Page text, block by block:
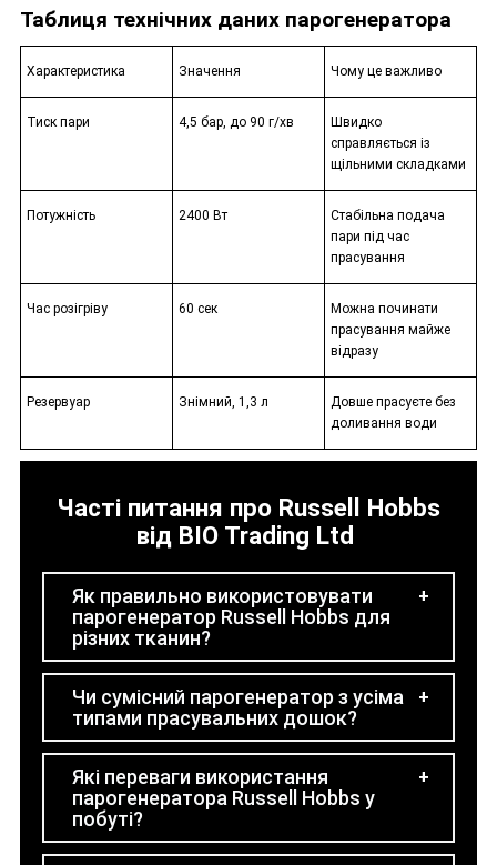
Таблиця технічних даних парогенератора
Характеристика Значення Чому це важливо
Тиск пари 4,5 бар, до 90 г/хв
Швидко
справляється із
щільними складками
Потужність 2400 Вт
Стабільна подача
пари під час
прасування
Час розігріву 60 сек
Можна починати
прасування майже
відразу
Резервуар Знімний, 1,3 л
Довше прасуєте без
доливання води
Часті питання про Russell Hobbs
від BIO Trading Ltd
Як правильно використовувати
парогенератор Russell Hobbs для
різних тканин?
Чи сумісний парогенератор з усіма
типами прасувальних дошок?
Які переваги використання
парогенератора Russell Hobbs у
побуті?